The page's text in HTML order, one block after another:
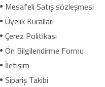
Mesafeli Satış sözleşmesi
Üyelik Kuralları
Çerez Politikası
Ön Bilgilendirme Formu
İletişim
Sipariş Takibi